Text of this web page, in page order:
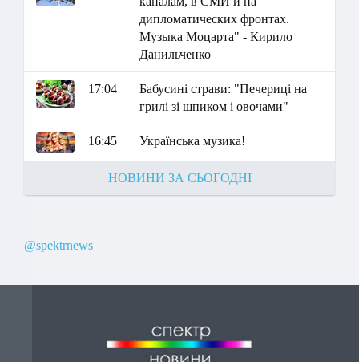
дипломатических фронтах.
Музыка Моцарта" - Кирило
Данильченко
17:04
Бабусині страви: "Печериці на
грилі зі шпиком і овочами"
16:45 Українська музика!
НОВИНИ ЗА СЬОГОДНІ
@spektrnews